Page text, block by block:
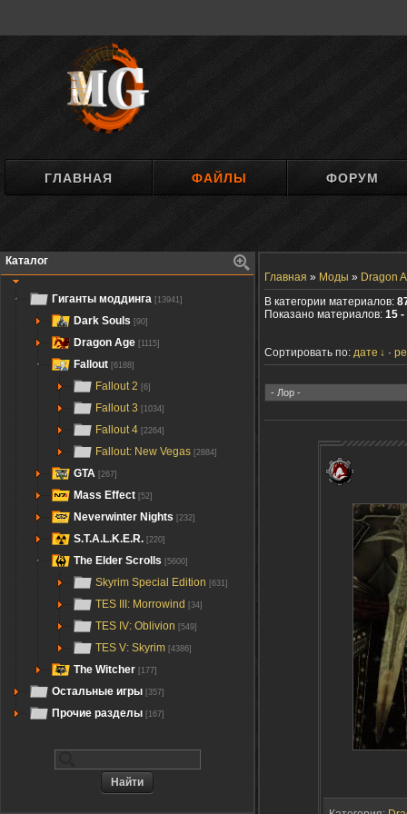
ГЛАВНАЯ ФАЙЛЫ ФОРУМ
Каталог
Гиганты моддинга [13941]
Dark Souls [90]
Dragon Age [1115]
Fallout [6188]
Fallout 2 [6]
Fallout 3 [1034]
Fallout 4 [2264]
Fallout: New Vegas [2884]
GTA [267]
Mass Effect [52]
Neverwinter Nights [232]
S.T.A.L.K.E.R. [220]
The Elder Scrolls [5600]
Skyrim Special Edition [631]
TES III: Morrowind [34]
TES IV: Oblivion [549]
TES V: Skyrim [4386]
The Witcher [177]
Остальные игры [357]
Прочие разделы [167]
Главная » Моды » Dragon
В категории материалов:
Показано материалов: 15 -
Сортировать по: дате